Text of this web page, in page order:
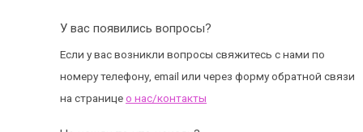
У вас появились вопросы?
Если у вас возникли вопросы свяжитесь с нами по
номеру телефону, email или через форму обратной связи
на страницео нас/контакты